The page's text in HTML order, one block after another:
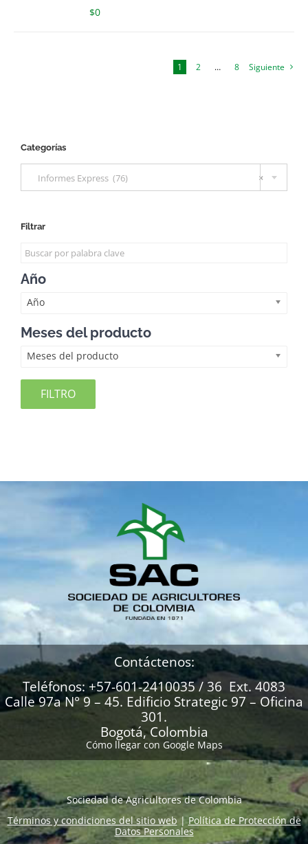
$0
1 2 … 8 Siguiente
Categorías
×
Informes Express (76)
Filtrar
Año
Año
Meses del producto
Meses del producto
FILTRO
Contáctenos:
Teléfonos: +57-601-2410035 / 36 Ext. 4083
Calle 97a N° 9 – 45. Edificio Strategic 97 – Oficina
301.
Bogotá, Colombia
Cómo llegar con Google Maps
Sociedad de Agricultores de Colombia
Términos y condiciones del sitio web|Política de Protección de
Datos Personales